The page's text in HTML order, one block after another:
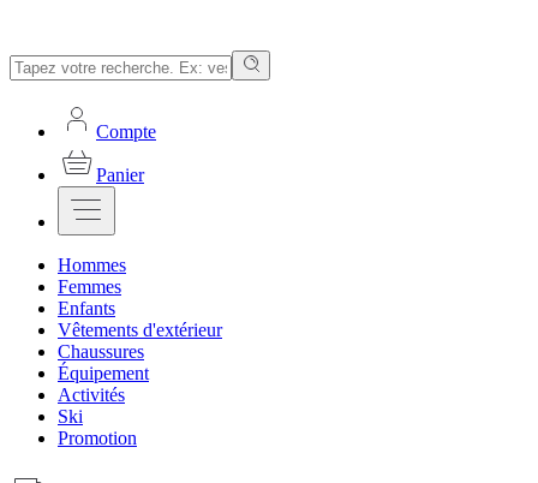
Compte
Panier
Hommes
Femmes
Enfants
Vêtements d'extérieur
Chaussures
Équipement
Activités
Ski
Promotion